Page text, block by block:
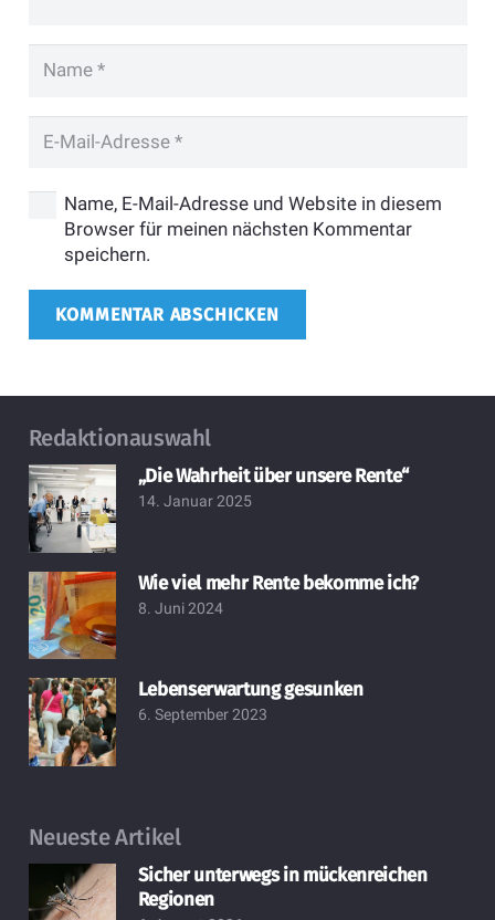
Name, E-Mail-Adresse und Website in diesem
Browser für meinen nächsten Kommentar
speichern.
KOMMENTAR ABSCHICKEN
Redaktionauswahl
„Die Wahrheit über unsere Rente“
14. Januar 2025
Wie viel mehr Rente bekomme ich?
8. Juni 2024
Lebenserwartung gesunken
6. September 2023
Neueste Artikel
Sicher unterwegs in mückenreichen
Regionen